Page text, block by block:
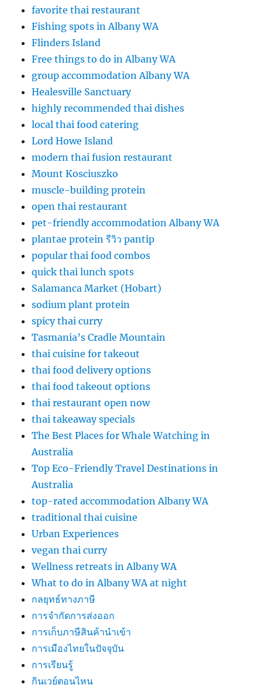
favorite thai restaurant
Fishing spots in Albany WA
Flinders Island
Free things to do in Albany WA
group accommodation Albany WA
Healesville Sanctuary
highly recommended thai dishes
local thai food catering
Lord Howe Island
modern thai fusion restaurant
Mount Kosciuszko
muscle-building protein
open thai restaurant
pet-friendly accommodation Albany WA
plantae protein รีวิว pantip
popular thai food combos
quick thai lunch spots
Salamanca Market (Hobart)
sodium plant protein
spicy thai curry
Tasmania’s Cradle Mountain
thai cuisine for takeout
thai food delivery options
thai food takeout options
thai restaurant open now
thai takeaway specials
The Best Places for Whale Watching in
Australia
Top Eco-Friendly Travel Destinations in
Australia
top-rated accommodation Albany WA
traditional thai cuisine
Urban Experiences
vegan thai curry
Wellness retreats in Albany WA
What to do in Albany WA at night
กลยุทธ์ทางภาษี
การจำกัดการส่งออก
การเก็บภาษีสินค้านำเข้า
การเมืองไทยในปัจจุบัน
การเรียนรู้
กินเวย์ตอนไหน